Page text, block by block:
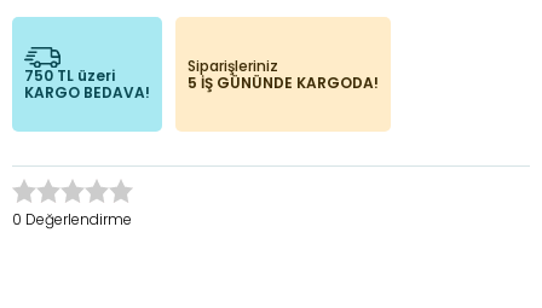
750 TL üzeri
KARGO BEDAVA!
Siparişleriniz
5 İŞ GÜNÜNDE KARGODA!
0 Değerlendirme